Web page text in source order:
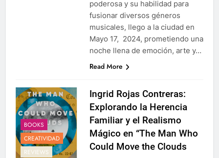
poderosa y su habilidad para
fusionar diversos géneros
musicales, llego a la ciudad en
Mayo 17, 2024, prometiendo una
noche llena de emoción, arte y…
Read More
BOOKS
CREATIVIDAD
REVIEWS
Ingrid Rojas Contreras:
Explorando la Herencia
Familiar y el Realismo
Mágico en “The Man Who
Could Move the Clouds